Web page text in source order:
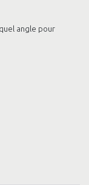
angle pour